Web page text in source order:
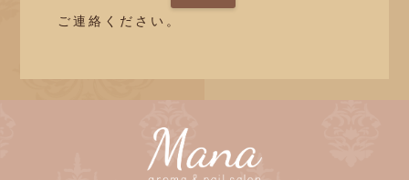
ご連絡ください。